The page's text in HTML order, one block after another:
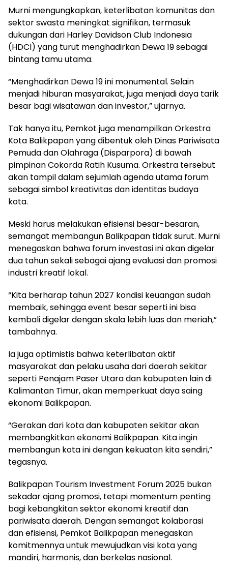
Murni mengungkapkan, keterlibatan komunitas dan
sektor swasta meningkat signifikan, termasuk
dukungan dari Harley Davidson Club Indonesia
(HDCI) yang turut menghadirkan Dewa 19 sebagai
bintang tamu utama.
“Menghadirkan Dewa 19 ini monumental. Selain
menjadi hiburan masyarakat, juga menjadi daya tarik
besar bagi wisatawan dan investor,” ujarnya.
Tak hanya itu, Pemkot juga menampilkan Orkestra
Kota Balikpapan yang dibentuk oleh Dinas Pariwisata
Pemuda dan Olahraga (Disparpora) di bawah
pimpinan Cokorda Ratih Kusuma. Orkestra tersebut
akan tampil dalam sejumlah agenda utama forum
sebagai simbol kreativitas dan identitas budaya
kota.
Meski harus melakukan efisiensi besar-besaran,
semangat membangun Balikpapan tidak surut. Murni
menegaskan bahwa forum investasi ini akan digelar
dua tahun sekali sebagai ajang evaluasi dan promosi
industri kreatif lokal.
“Kita berharap tahun 2027 kondisi keuangan sudah
membaik, sehingga event besar seperti ini bisa
kembali digelar dengan skala lebih luas dan meriah,”
tambahnya.
Ia juga optimistis bahwa keterlibatan aktif
masyarakat dan pelaku usaha dari daerah sekitar
seperti Penajam Paser Utara dan kabupaten lain di
Kalimantan Timur, akan memperkuat daya saing
ekonomi Balikpapan.
“Gerakan dari kota dan kabupaten sekitar akan
membangkitkan ekonomi Balikpapan. Kita ingin
membangun kota ini dengan kekuatan kita sendiri,”
tegasnya.
Balikpapan Tourism Investment Forum 2025 bukan
sekadar ajang promosi, tetapi momentum penting
bagi kebangkitan sektor ekonomi kreatif dan
pariwisata daerah. Dengan semangat kolaborasi
dan efisiensi, Pemkot Balikpapan menegaskan
komitmennya untuk mewujudkan visi kota yang
mandiri, harmonis, dan berkelas nasional.